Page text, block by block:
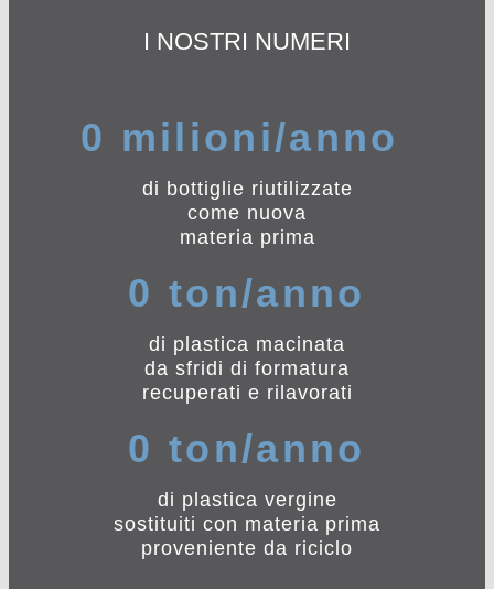
I NOSTRI NUMERI
0 milioni/anno
di bottiglie riutilizzate
come nuova
materia prima
0 ton/anno
di plastica macinata
da sfridi di formatura
recuperati e rilavorati
0 ton/anno
di plastica vergine
sostituiti con materia prima
proveniente da riciclo